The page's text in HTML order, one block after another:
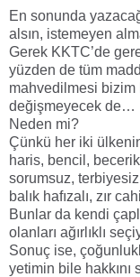
En sonunda
alsın, istemeyen
Gerek KKTC’de
yüzden de tüm
mahvedilmesi bizim
değişmeyecek de…
Neden mi?
Çünkü her iki
haris, bencil,
sorumsuz,
balık hafızalı, zır
Bunlar da kendi
olanları ağırlıklı
Sonuç ise,
yetimin bile